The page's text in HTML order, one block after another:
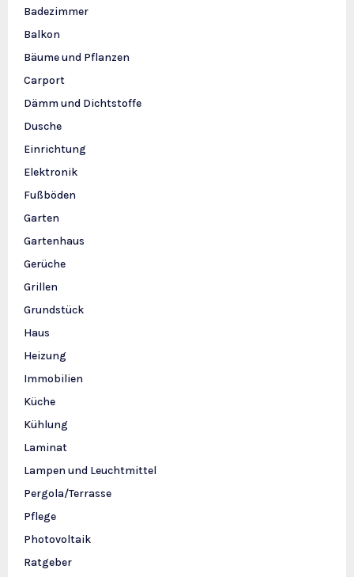
Badezimmer
Balkon
Bäume und Pflanzen
Carport
Dämm und Dichtstoffe
Dusche
Einrichtung
Elektronik
Fußböden
Garten
Gartenhaus
Gerüche
Grillen
Grundstück
Haus
Heizung
Immobilien
Küche
Kühlung
Laminat
Lampen und Leuchtmittel
Pergola/Terrasse
Pflege
Photovoltaik
Ratgeber